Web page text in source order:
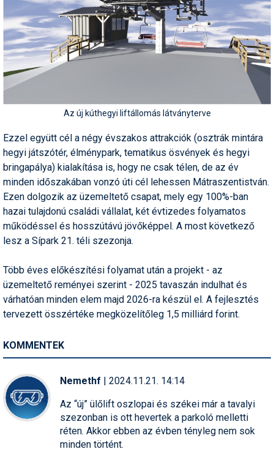
Utasbiztosítás
Utazási tippek
Védőfelszerelés
Wellness
Az új kúthegyi liftállomás látványterve
Ezzel együtt cél a négy évszakos attrakciók (osztrák mintára
hegyi játszótér, élménypark, tematikus ösvények és hegyi
bringapálya) kialakítása is, hogy ne csak télen, de az év
minden időszakában vonzó úti cél lehessen Mátraszentistván.
Ezen dolgozik az üzemeltető csapat, mely egy 100%-ban
hazai tulajdonú családi vállalat, két évtizedes folyamatos
működéssel és hosszútávú jövőképpel. A most következő
lesz a Sípark 21. téli szezonja.
Több éves előkészítési folyamat után a projekt - az
üzemeltető reményei szerint - 2025 tavaszán indulhat és
várhatóan minden elem majd 2026-ra készül el. A fejlesztés
tervezett összértéke megközelítőleg 1,5 milliárd forint.
KOMMENTEK
Nemethf | 2024.11.21. 14:14
Az “új” ülőlift oszlopai és székei már a tavalyi
szezonban is ott hevertek a parkoló melletti
réten. Akkor ebben az évben tényleg nem sok
minden történt.